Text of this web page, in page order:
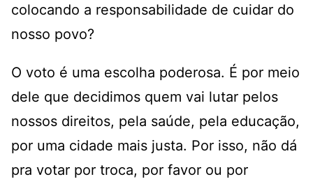
colocando a responsabilidade de cuidar do
nosso povo?
O voto é uma escolha poderosa. É por meio
dele que decidimos quem vai lutar pelos
nossos direitos, pela saúde, pela educação,
por uma cidade mais justa. Por isso, não dá
pra votar por troca, por favor ou por